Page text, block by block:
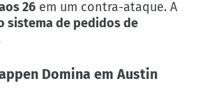
26 em um contra-ataque. A
sistema de pedidos de
Domina em Austin